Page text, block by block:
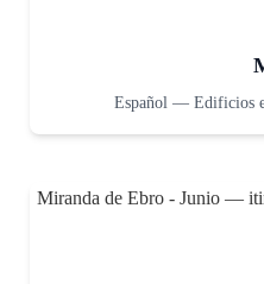
Español — Edificios